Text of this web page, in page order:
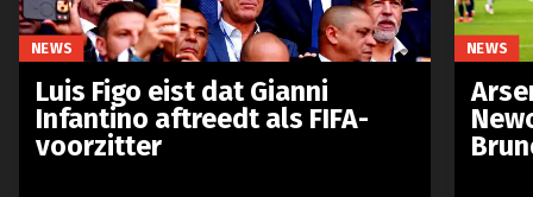
NEWS
Luis Figo eist dat Gianni
Infantino aftreedt als FIFA-
voorzitter
NEWS